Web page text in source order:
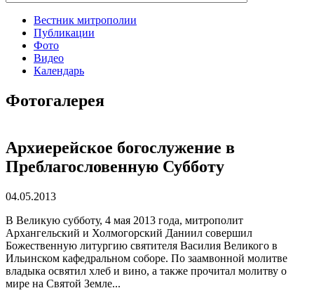
Вестник митрополии
Публикации
Фото
Видео
Календарь
Фотогалерея
Архиерейское богослужение в
Преблагословенную Субботу
04.05.2013
В Великую субботу, 4 мая 2013 года, митрополит
Архангельский и Холмогорский Даниил совершил
Божественную литургию святителя Василия Великого в
Ильинском кафедральном соборе. По заамвонной молитве
владыка освятил хлеб и вино, а также прочитал молитву о
мире на Святой Земле...